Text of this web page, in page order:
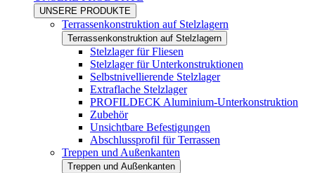
UNSERE PRODUKTE
Terrassenkonstruktion auf Stelzlagern
Terrassenkonstruktion auf Stelzlagern
Stelzlager für Fliesen
Stelzlager für Unterkonstruktionen
Selbstnivellierende Stelzlager
Extraflache Stelzlager
PROFILDECK Aluminium-Unterkonstruktion
Zubehör
Unsichtbare Befestigungen
Abschlussprofil für Terrassen
Treppen und Außenkanten
Treppen und Außenkanten